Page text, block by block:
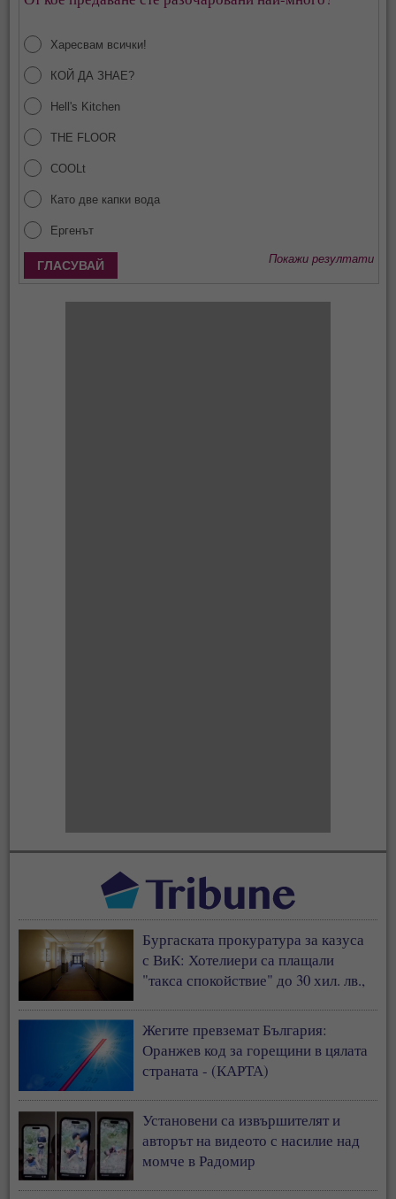
Харесвам всички!
КОЙ ДА ЗНАЕ?
Hell's Kitchen
THE FLOOR
COOLt
Като две капки вода
Ергенът
Покажи резултати
Бургаската прокуратура за казуса
с ВиК: Хотелиери са плащали
"такса спокойствие" до 30 хил. лв.,
Жегите превземат България:
Оранжев код за горещини в цялата
страната - (КАРТА)
Установени са извършителят и
авторът на видеото с насилие над
момче в Радомир